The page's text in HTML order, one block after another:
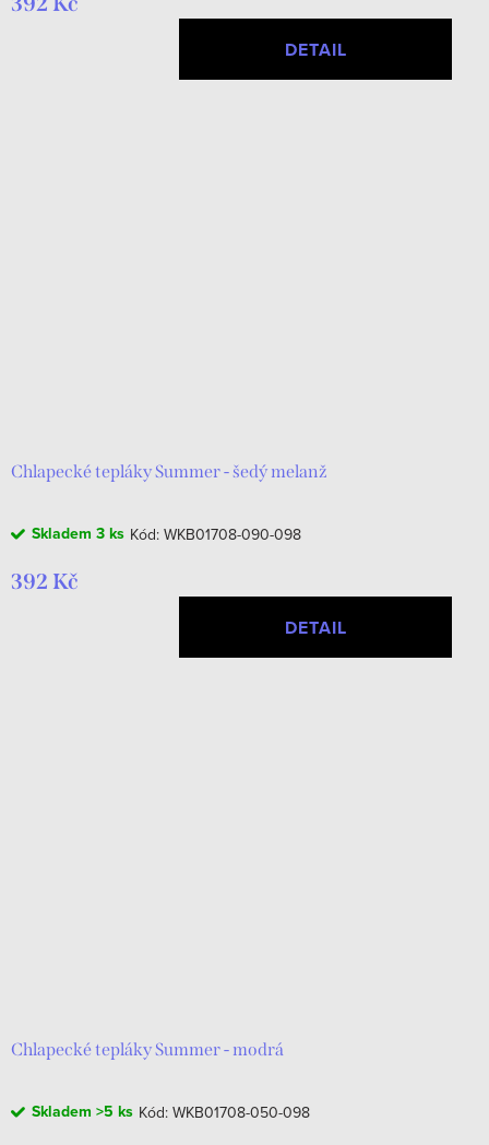
DETAIL
Chlapecké tepláky Summer - šedý melanž
Skladem 3 ks Kód: WKB01708-090-098
392 Kč
DETAIL
Chlapecké tepláky Summer - modrá
Skladem >5 ks Kód: WKB01708-050-098